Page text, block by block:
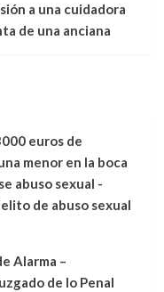
a una cuidadora
de una anciana
euros de
menor en la boca
abuso sexual -
de abuso sexual
Alarma –
de lo Penal